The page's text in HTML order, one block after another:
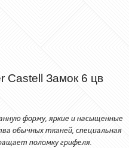
Castell Замок 6 цв
форму, яркие и насыщенные
обычных тканей, специальная
поломку грифеля.